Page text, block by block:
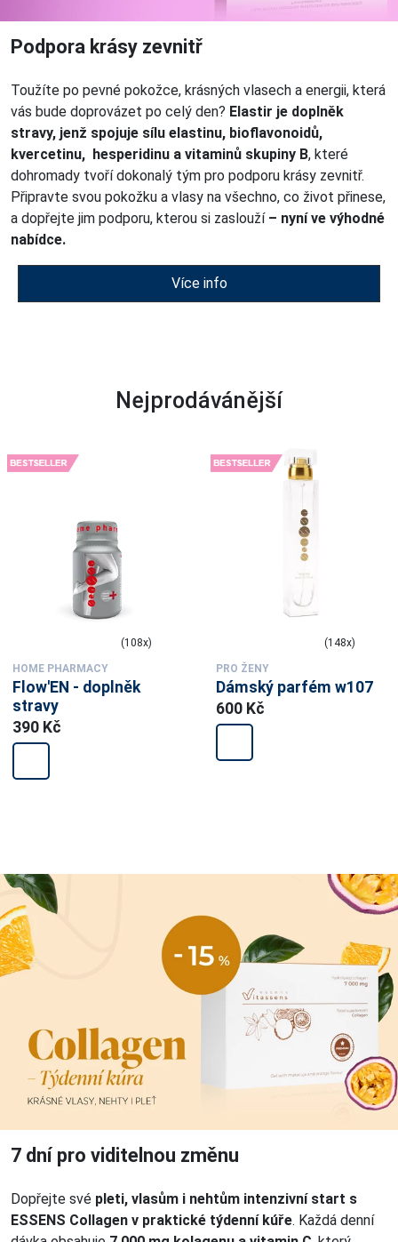
Podpora krásy zevnitř
Toužíte po pevné pokožce, krásných vlasech a energii, která
vás bude doprovázet po celý den? Elastir je doplněk
stravy, jenž spojuje sílu elastinu, bioflavonoidů,
kvercetinu, hesperidinu a vitaminů skupiny B, které
dohromady tvoří dokonalý tým pro podporu krásy zevnitř.
Připravte svou pokožku a vlasy na všechno, co život přinese,
a dopřejte jim podporu, kterou si zaslouží– nyní ve výhodné
nabídce.
Více info
Nejprodávánější
(108x)
HOME PHARMACY
Flow'EN - doplněk
stravy
390 Kč
(148x)
PRO ŽENY
Dámský parfém w107
600 Kč
7 dní pro viditelnou změnu
Dopřejte své pleti, vlasům i nehtům intenzivní start s
ESSENS Collagen v praktické týdenní kúře. Každá denní